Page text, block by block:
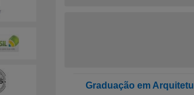
Graduação em